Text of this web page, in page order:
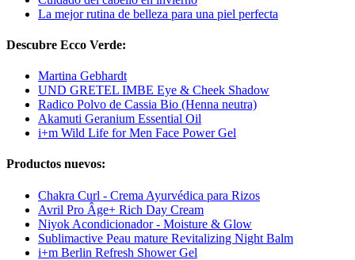
La mejor rutina de belleza para una piel perfecta
Descubre Ecco Verde:
Martina Gebhardt
UND GRETEL IMBE Eye & Cheek Shadow
Radico Polvo de Cassia Bio (Henna neutra)
Akamuti Geranium Essential Oil
i+m Wild Life for Men Face Power Gel
Productos nuevos:
Chakra Curl - Crema Ayurvédica para Rizos
Avril Pro Âge+ Rich Day Cream
Niyok Acondicionador - Moisture & Glow
Sublimactive Peau mature Revitalizing Night Balm
i+m Berlin Refresh Shower Gel